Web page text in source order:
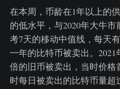
在本周，币龄在1年以上的
的低水平，与2020年大牛
考7天的移动中值线，每天
一年的比特币被卖出。
倍的旧币被卖出，当时价格
时每日被卖出的比特币量超